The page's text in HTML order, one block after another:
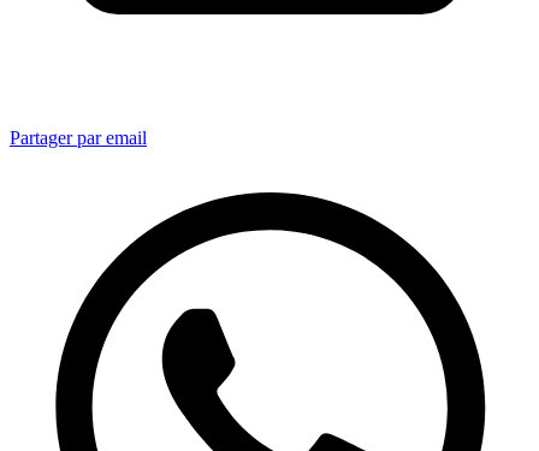
Partager par email